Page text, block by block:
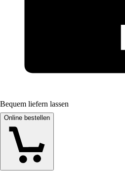
Bequem liefern lassen
Online bestellen